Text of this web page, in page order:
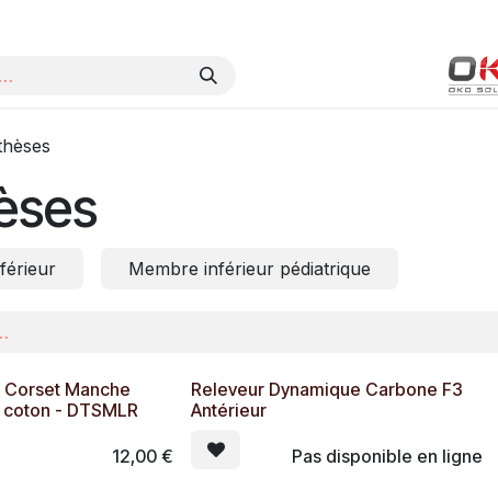
Membre inférieur pédiatrique
Manche
coton - DTSMLR
12,00 €
Releveur Dynamique Carbone F3
Antérieur
Pas disponible en ligne